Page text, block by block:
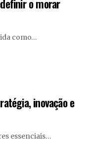
o morar
como…
inovação e
essenciais…